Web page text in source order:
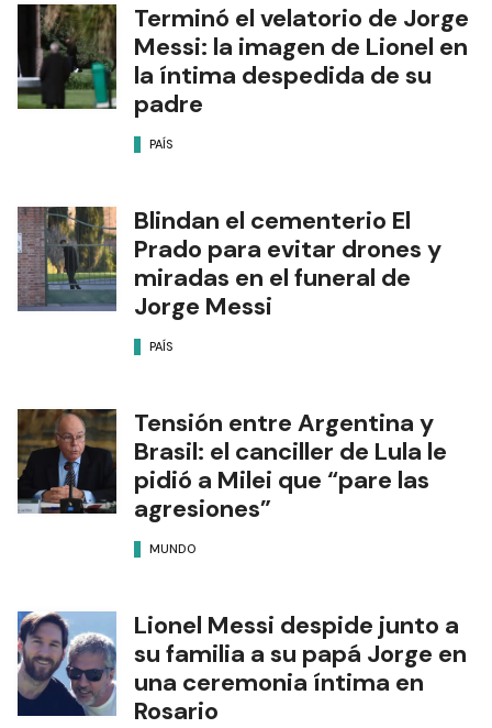
Terminó el velatorio de Jorge
Messi: la imagen de Lionel en
la íntima despedida de su
padre
PAÍS
Blindan el cementerio El
Prado para evitar drones y
miradas en el funeral de
Jorge Messi
PAÍS
Tensión entre Argentina y
Brasil: el canciller de Lula le
pidió a Milei que “pare las
agresiones”
MUNDO
Lionel Messi despide junto a
su familia a su papá Jorge en
una ceremonia íntima en
Rosario